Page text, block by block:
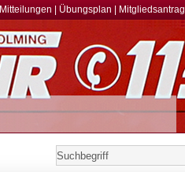
Mitteilungen Übungsplan Mitgliedsantrag